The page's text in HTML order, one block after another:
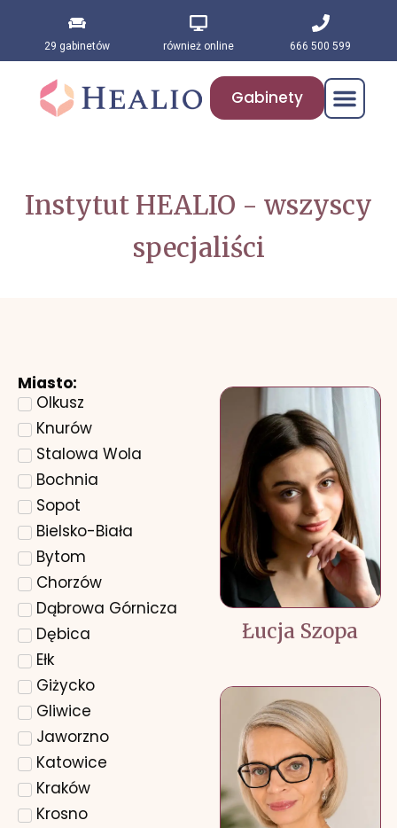
29 gabinetów również online 666 500 599
Gabinety
Instytut HEALIO - wszyscy
specjaliści
Miasto:
Olkusz
Knurów
Stalowa Wola
Bochnia
Sopot
Bielsko-Biała
Bytom
Chorzów
Dąbrowa Górnicza
Dębica
Ełk
Giżycko
Gliwice
Jaworzno
Katowice
Kraków
Krosno
Łucja Szopa